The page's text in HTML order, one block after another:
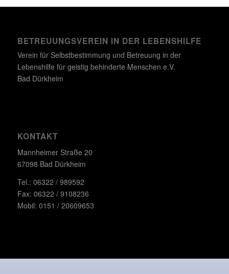
BETREUUNGSVEREIN IN DER LEBENSHILFE
Verein für Selbstbestimmung und Betreuung in der
Lebenshilfe für geistig behinderte Menschen e.V.
Bad Dürkheim
KONTAKT
Mannheimer Straße 20
67098 Bad Dürkheim
Tel.: 06322 / 989592
Fax: 06322 / 9108236
Mobil: 0151 / 20609653